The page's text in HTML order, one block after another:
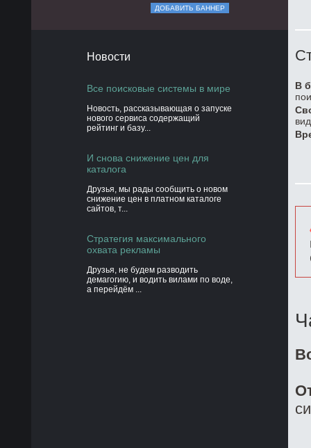
ДОБАВИТЬ БАННЕР
Новости
Все поисковые системы в мире
Новость, рассказывающая о запуске
нового сервиса содержащий
рейтинг и базу...
И снова снижение цен для
каталога
Друзья, мы рады сообщить о новом
снижение цен в платном каталоге
сайтов, т...
Стратегия максимального
охвата рекламы
Друзья, не будем разводить
демагогию, и водить вилами по воде,
а перейдём ...
В